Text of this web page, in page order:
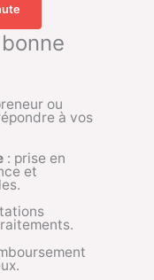
ou
à vos
: prise en
et